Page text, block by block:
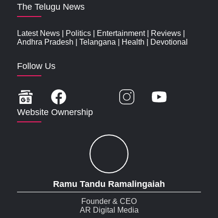
The Telugu News
Latest News Politics Entertainment| Reviews
Andhra Pradesh
Telangana Health Devotional
Follow Us
Website Ownership
Ramu Tandu Ramalingaiah
Founder & CEO
AR Digital Media